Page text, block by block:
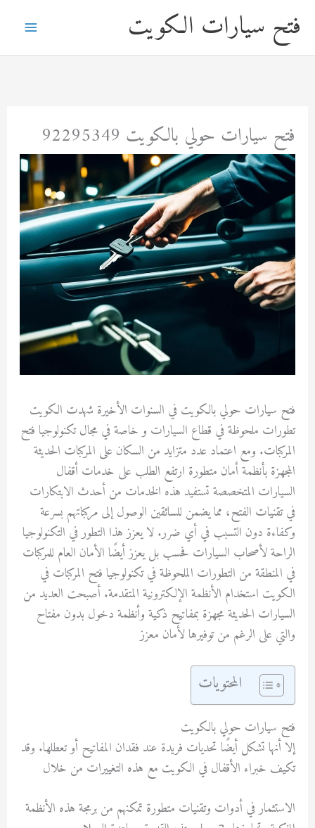
المحتوى
فتح سيارات الكويت
فتح سيارات حولي بالكويت 92295349
فتح سيارات حولي بالكويت في السنوات الأخيرة شهدت الكويت
تطورات ملحوظة في قطاع السيارات و خاصة في مجال تكنولوجيا فتح
المركبات. ومع اعتماد عدد متزايد من السكان على المركبات الحديثة
المجهزة بأنظمة أمان متطورة ارتفع الطلب على خدمات أقفال
السيارات المتخصصة تستفيد هذه الخدمات من أحدث الابتكارات
في تقنيات الفتح، مما يضمن للسائقين الوصول إلى مركباتهم بسرعة
وكفاءة دون التسبب في أي ضرر. لا يعزز هذا التطور في التكنولوجيا
الراحة لأصحاب السيارات فحسب بل يعزز أيضًا الأمان العام للمركبات
في المنطقة من التطورات الملحوظة في تكنولوجيا فتح المركبات في
الكويت استخدام الأنظمة الإلكترونية المتقدمة. أصبحت العديد من
السيارات الحديثة مجهزة بمفاتيح ذكية وأنظمة دخول بدون مفتاح
والتي على الرغم من توفيرها لأمان معزز
المحتويات
فتح سيارات حولي بالكويت
إلا أنها تشكل أيضًا تحديات فريدة عند فقدان المفاتيح أو تعطلها. وقد
تكيف خبراء الأقفال في الكويت مع هذه التغييرات من خلال
الاستثمار في أدوات وتقنيات متطورة تمكنهم من برمجة هذه الأنظمة